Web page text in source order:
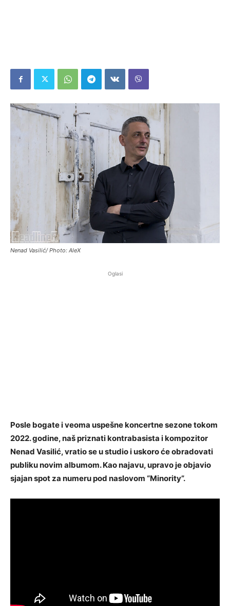
Nenad Vasilić/ Photo: AleX
Oglasi
Posle bogate i veoma uspešne koncertne sezone tokom
2022. godine, naš priznati kontrabasista i kompozitor
Nenad Vasilić, vratio se u studio i uskoro će obradovati
publiku novim albumom. Kao najavu, upravo je objavio
sjajan spot za numeru pod naslovom “Minority”.